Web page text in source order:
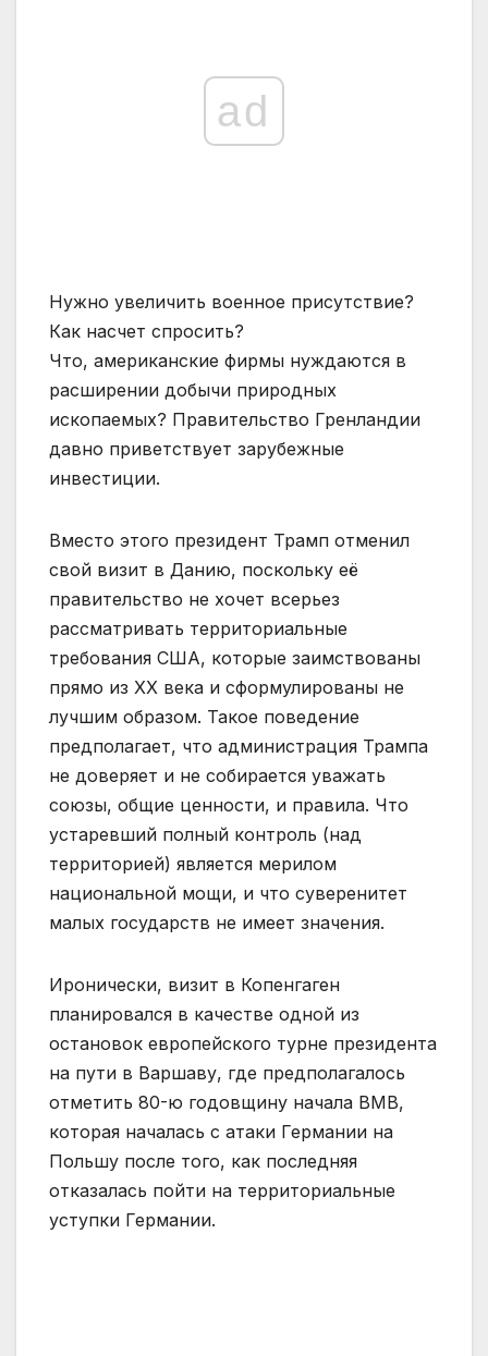
ad
Нужно увеличить военное присутствие?
Как насчет спросить?
Что, американские фирмы нуждаются в
расширении добычи природных
ископаемых? Правительство Гренландии
давно приветствует зарубежные
инвестиции.
Вместо этого президент Трамп отменил
свой визит в Данию, поскольку её
правительство не хочет всерьез
рассматривать территориальные
требования США, которые заимствованы
прямо из ХХ века и сформулированы не
лучшим образом. Такое поведение
предполагает, что администрация Трампа
не доверяет и не собирается уважать
союзы, общие ценности, и правила. Что
устаревший полный контроль (над
территорией) является мерилом
национальной мощи, и что суверенитет
малых государств не имеет значения.
Иронически, визит в Копенгаген
планировался в качестве одной из
остановок европейского турне президента
на пути в Варшаву, где предполагалось
отметить 80-ю годовщину начала ВМВ,
которая началась с атаки Германии на
Польшу после того, как последняя
отказалась пойти на территориальные
уступки Германии.